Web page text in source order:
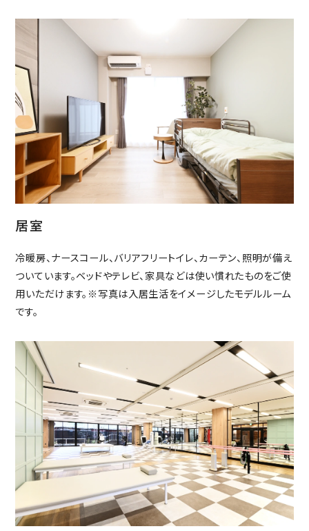
居室
冷暖房、ナースコール、バリアフリートイレ、カーテン、照明が備え
ついています。ベッドやテレビ、家具などは使い慣れたものをご使
用いただけます。※写真は入居生活をイメージしたモデルルーム
です。